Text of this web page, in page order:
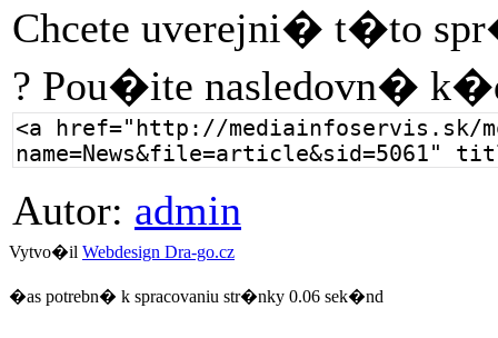
Chcete uverejni� t�to
? Pou�ite nasledovn�
Autor: admin
Vytvo�il Webdesign Dra-go.cz
�as potrebn� k spracovaniu str�nky 0.06 sek�nd